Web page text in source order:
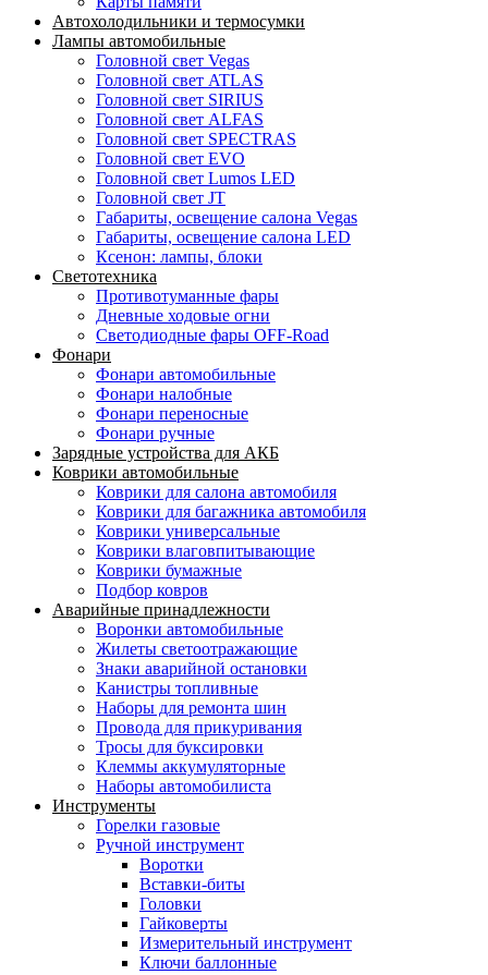
Автохолодильники и термосумки
Лампы автомобильные
Головной свет Vegas
Головной свет ATLAS
Головной свет SIRIUS
Головной свет ALFAS
Головной свет SPECTRAS
Головной свет EVO
Головной свет Lumos LED
Головной свет JT
Габариты, освещение салона Vegas
Габариты, освещение салона LED
Ксенон: лампы, блоки
Светотехника
Противотуманные фары
Дневные ходовые огни
Светодиодные фары OFF-Road
Фонари
Фонари автомобильные
Фонари налобные
Фонари переносные
Фонари ручные
Зарядные устройства для АКБ
Коврики автомобильные
Коврики для салона автомобиля
Коврики для багажника автомобиля
Коврики универсальные
Коврики влаговпитывающие
Коврики бумажные
Подбор ковров
Аварийные принадлежности
Воронки автомобильные
Жилеты светоотражающие
Знаки аварийной остановки
Канистры топливные
Наборы для ремонта шин
Провода для прикуривания
Тросы для буксировки
Клеммы аккумуляторные
Наборы автомобилиста
Инструменты
Горелки газовые
Ручной инструмент
Воротки
Вставки-биты
Головки
Гайковерты
Измерительный инструмент
Ключи баллонные